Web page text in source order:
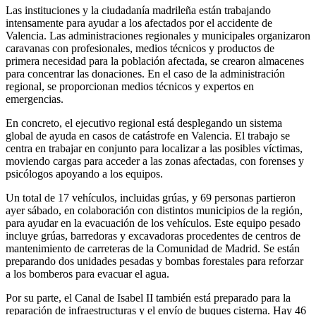
Las instituciones y la ciudadanía madrileña están trabajando
intensamente para ayudar a los afectados por el accidente de
Valencia. Las administraciones regionales y municipales organizaron
caravanas con profesionales, medios técnicos y productos de
primera necesidad para la población afectada, se crearon almacenes
para concentrar las donaciones. En el caso de la administración
regional, se proporcionan medios técnicos y expertos en
emergencias.
En concreto, el ejecutivo regional está desplegando un sistema
global de ayuda en casos de catástrofe en Valencia. El trabajo se
centra en trabajar en conjunto para localizar a las posibles víctimas,
moviendo cargas para acceder a las zonas afectadas, con forenses y
psicólogos apoyando a los equipos.
Un total de 17 vehículos, incluidas grúas, y 69 personas partieron
ayer sábado, en colaboración con distintos municipios de la región,
para ayudar en la evacuación de los vehículos. Este equipo pesado
incluye grúas, barredoras y excavadoras procedentes de centros de
mantenimiento de carreteras de la Comunidad de Madrid. Se están
preparando dos unidades pesadas y bombas forestales para reforzar
a los bomberos para evacuar el agua.
Por su parte, el Canal de Isabel II también está preparado para la
reparación de infraestructuras y el envío de buques cisterna. Hay 46